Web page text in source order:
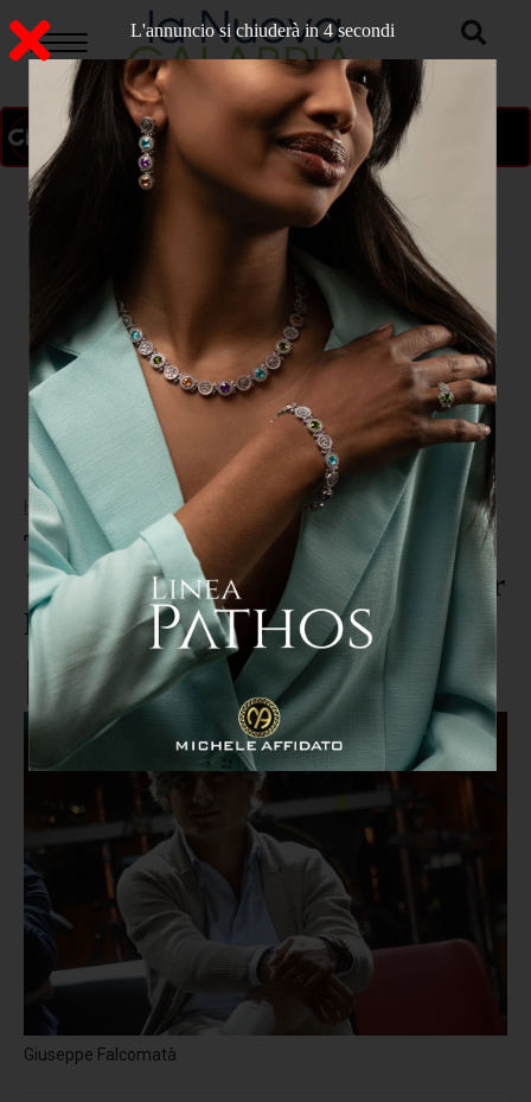
ON AIR
Home > ATTUALITA
Terzo settore, Falcomatà:
"Skinner è una vera ricchezza per
Reggio Calabria"
Giuseppe Falcomatà
L'annuncio si chiuderà in 3 secondi